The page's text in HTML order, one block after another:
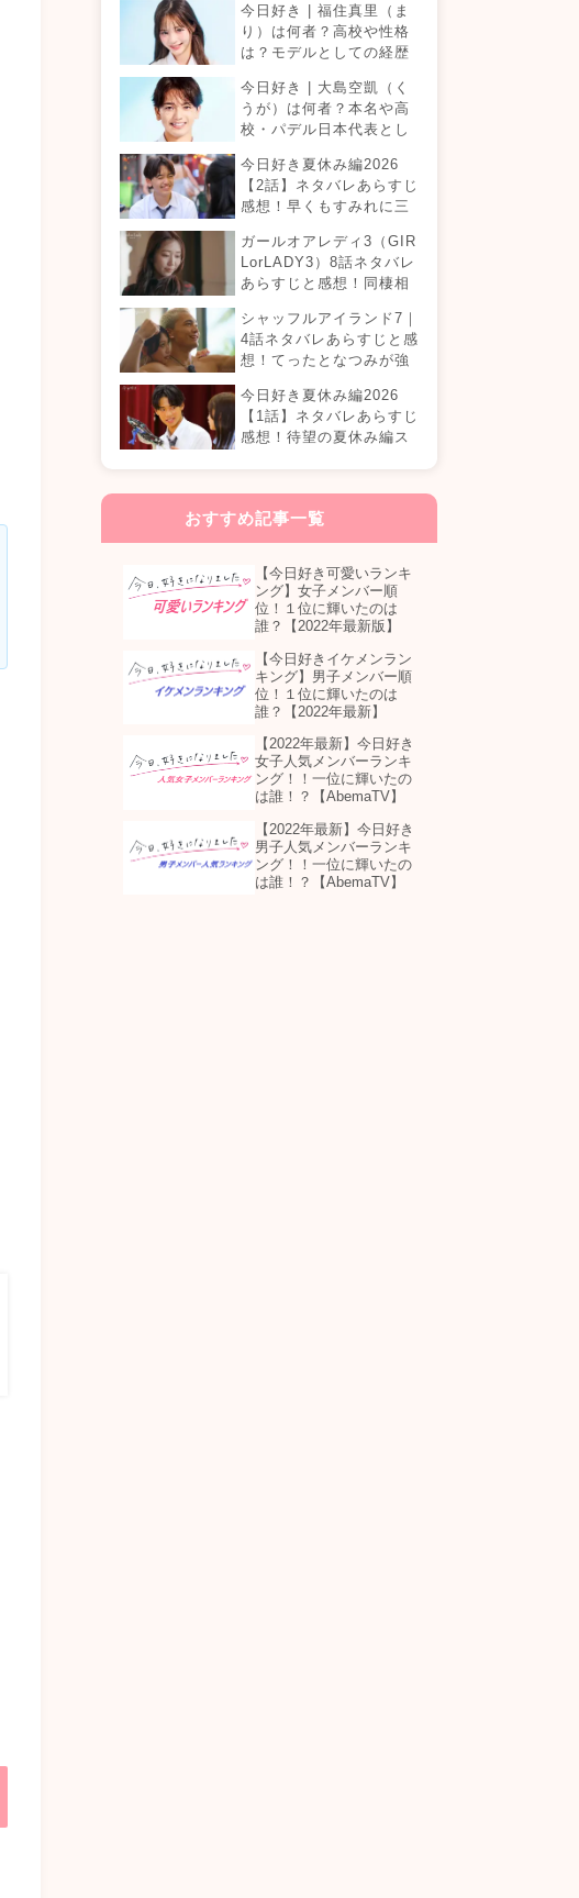
今日好き | 福住真里（ま
り）は何者？高校や性格
は？モデルとしての経歴
め！
今日好き | 大島空凱（く
うが）は何者？本名や高
校・パデル日本代表とし
ールまとめ！
今日好き夏休み編2026
【2話】ネタバレあらすじ
感想！早くもすみれに三
ルは生まれる？
ガールオアレディ3（GIR
LorLADY3）8話ネタバレ
あらすじと感想！同棲相
気持ちの変化は…？
シャッフルアイランド7｜
4話ネタバレあらすじと感
想！てったとなつみが強
カップル誕生！？
今日好き夏休み編2026
【1話】ネタバレあらすじ
感想！待望の夏休み編ス
おすすめ記事一覧
【今日好き可愛いランキ
ング】女子メンバー順
位！１位に輝いたのは
誰？【2022年最新版】
【今日好きイケメンラン
キング】男子メンバー順
位！１位に輝いたのは
誰？【2022年最新】
【2022年最新】今日好き
女子人気メンバーランキ
ング！！一位に輝いたの
は誰！？【AbemaTV】
【2022年最新】今日好き
男子人気メンバーランキ
ング！！一位に輝いたの
は誰！？【AbemaTV】